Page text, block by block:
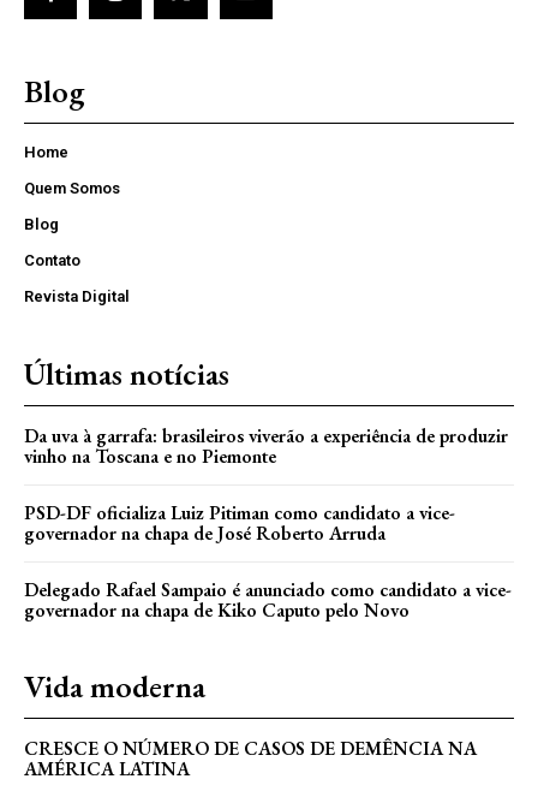
Blog
Home
Quem Somos
Blog
Contato
Revista Digital
Últimas notícias
Da uva à garrafa: brasileiros viverão a experiência de produzir
vinho na Toscana e no Piemonte
PSD-DF oficializa Luiz Pitiman como candidato a vice-
governador na chapa de José Roberto Arruda
Delegado Rafael Sampaio é anunciado como candidato a vice-
governador na chapa de Kiko Caputo pelo Novo
Vida moderna
CRESCE O NÚMERO DE CASOS DE DEMÊNCIA NA
AMÉRICA LATINA